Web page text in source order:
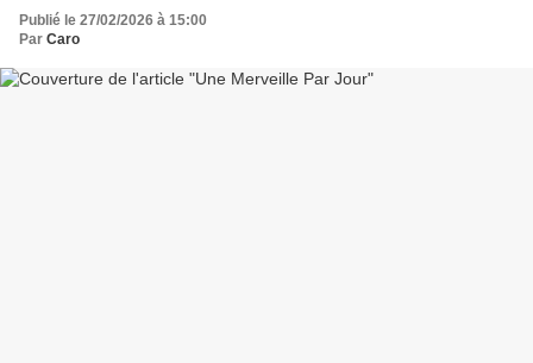
Publié le 27/02/2026 à 15:00
Par Caro